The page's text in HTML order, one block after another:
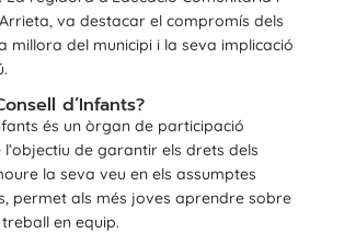
va destacar el compromís dels
millora del municipi i la seva implicació
d’Infants?
és un òrgan de participació
de garantir els drets dels
la seva veu en els assumptes
permet als més joves aprendre sobre
en equip.